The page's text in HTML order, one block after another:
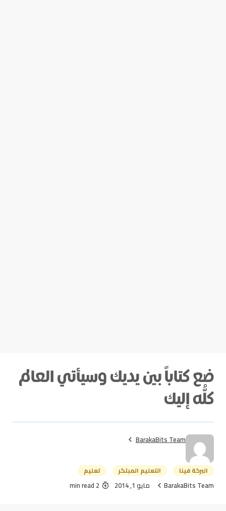
ضع كتاباً بين يديك وسيأتي العالم
كلُّه إليك
BarakaBits Team
البركة فينا التعليم المبتكر تعليم
BarakaBits Team مايو 1, 2014 2 min read